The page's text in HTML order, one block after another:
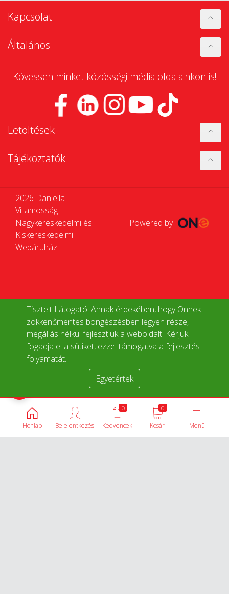
Tisztelt Látogató! Annak érdekében, hogy Önnek
zökkenőmentes böngészésben legyen része,
megállás nélkül fejlesztjük a weboldalt. Kérjük
fogadja el a sütiket, ezzel támogatva a fejlesztés
folyamatát.
Egyetértek
Kapcsolat
Általános
Kövessen minket közösségi média oldalainkon is!
Letöltések
Tájékoztatók
2026 Daniella
Villamosság |
Nagykereskedelmi és
Kiskereskedelmi
Webáruház
Powered by
Honlap Menü
0
Kosár
0
Kedvencek
Bejelentkezés
Termékek összehasonlítása